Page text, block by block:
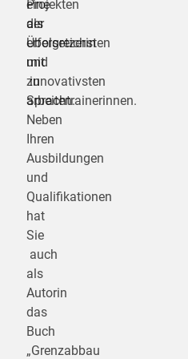
eine
der
erfolgreichsten
und
innovativsten
Sprachtrainerinnen.
Projekten
als
Übersetzerin
mit
zu
arbeiten.
Neben
Ihren
Ausbildungen
und
Qualifikationen
hat
Sie
auch
als
Autorin
das
Buch
„Grenzabbau